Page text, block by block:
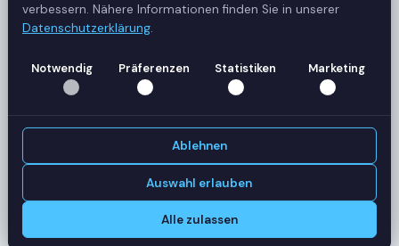
Sessions
verbessern. Nähere Informationen finden Sie in unserer
Datenschutzerklärung.
Notwendig Präferenzen Statistiken Marketing
Ablehnen
Auswahl erlauben
Alle zulassen